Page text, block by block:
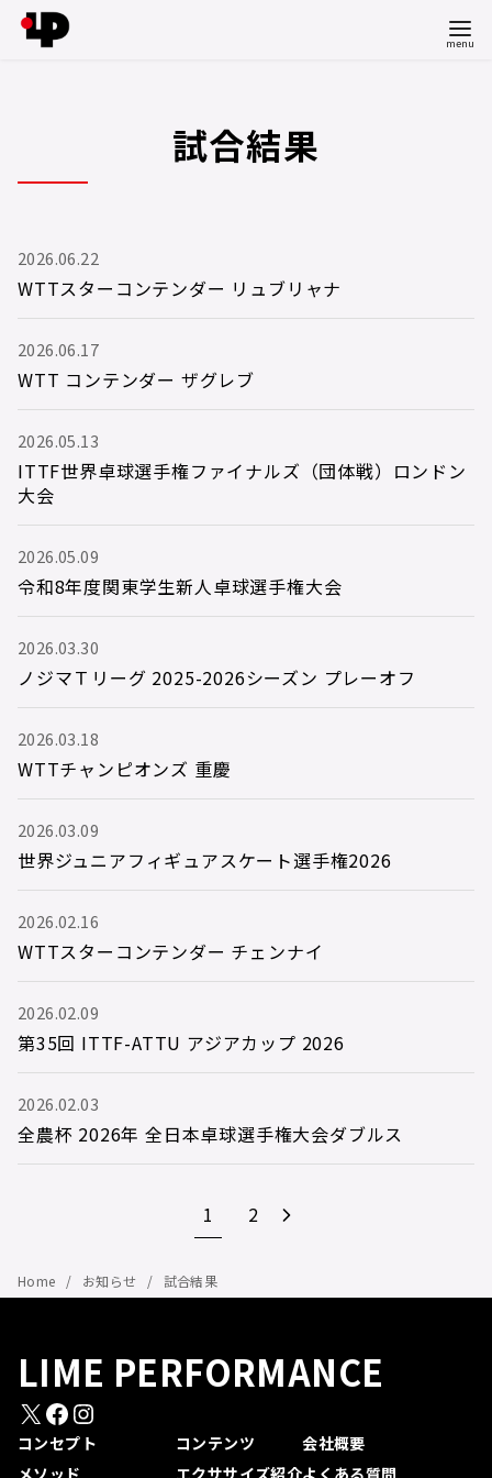
試合結果
2026.06.22
WTTスターコンテンダー リュブリャナ
2026.06.17
WTT コンテンダー ザグレブ
2026.05.13
ITTF世界卓球選手権ファイナルズ（団体戦）ロンドン
大会
2026.05.09
令和8年度関東学生新人卓球選手権大会
2026.03.30
ノジマＴリーグ 2025-2026シーズン プレーオフ
2026.03.18
WTTチャンピオンズ 重慶
2026.03.09
世界ジュニアフィギュアスケート選手権2026
2026.02.16
WTTスターコンテンダー チェンナイ
2026.02.09
第35回 ITTF-ATTU アジアカップ 2026
2026.02.03
全農杯 2026年 全日本卓球選手権大会ダブルス
1 2
Home お知らせ 試合結果
LIME PERFORMANCE
X Facebook Instagram
コンセプト
メソッド
コンテンツ
エクササイズ紹介
会社概要
よくある質問